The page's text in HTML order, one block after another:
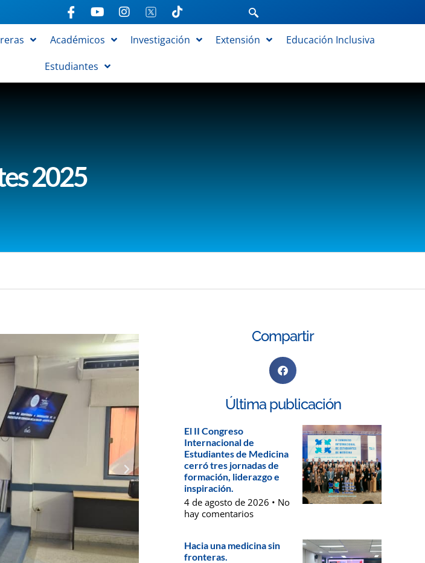
Académicos Investigación Extensión
Educación Inclusiva
Estudiantes
2025
Compartir
Última publicación
El II Congreso
Internacional de
Estudiantes de Medicina
cerró tres jornadas de
formación, liderazgo e
inspiración.
4 de agosto de 2026
No
hay comentarios
Hacia una medicina sin
fronteras.